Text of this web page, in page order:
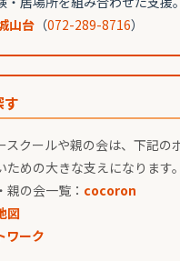
山台 （072-289-8716）
す
クールや親の会は、下記
めの大きな支えになります。
親の会一覧： cocoron
図
ワーク